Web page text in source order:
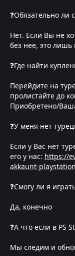
❓Обязательно ли
Нет. Если Вы не
без нее, это
❓Где найти
Перейдите на
пролистайте до
Приобретено/
❓У меня нет
Если у Вас нет
его у нас: https://
akkaunt-
❓Смогу ли я
Да, конечно
❓А что если в PS
Мы следим и